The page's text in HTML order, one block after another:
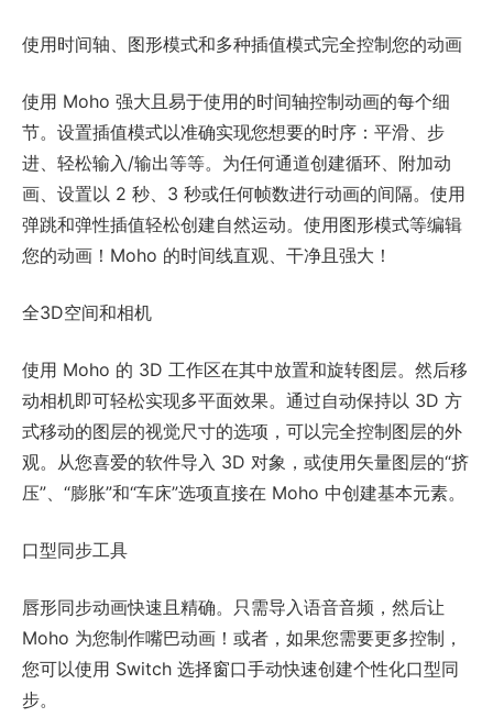
使用时间轴、图形模式和多种插值模式完全控制您的动画
使用 Moho 强大且易于使用的时间轴控制动画的每个细
节。设置插值模式以准确实现您想要的时序：平滑、步
进、轻松输入/输出等等。为任何通道创建循环、附加动
画、设置以 2 秒、3 秒或任何帧数进行动画的间隔。使用
弹跳和弹性插值轻松创建自然运动。使用图形模式等编辑
您的动画！Moho 的时间线直观、干净且强大！
全3D空间和相机
使用 Moho 的 3D 工作区在其中放置和旋转图层。然后移
动相机即可轻松实现多平面效果。通过自动保持以 3D 方
式移动的图层的视觉尺寸的选项，可以完全控制图层的外
观。从您喜爱的软件导入 3D 对象，或使用矢量图层的“挤
压”、“膨胀”和“车床”选项直接在 Moho 中创建基本元素。
口型同步工具
唇形同步动画快速且精确。只需导入语音音频，然后让
Moho 为您制作嘴巴动画！或者，如果您需要更多控制，
您可以使用 Switch 选择窗口手动快速创建个性化口型同
步。